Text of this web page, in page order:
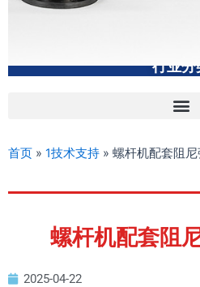
行业分
首页 » 1技术支持 » 螺杆机配套阻
螺杆机配套阻
2025-04-22